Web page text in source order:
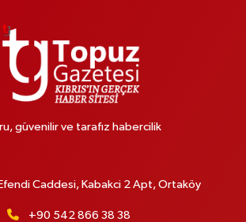
güvenilir ve tarafız habercilik
Caddesi, Kabakci 2 Apt, Ortaköy
+90 542 866 38 38